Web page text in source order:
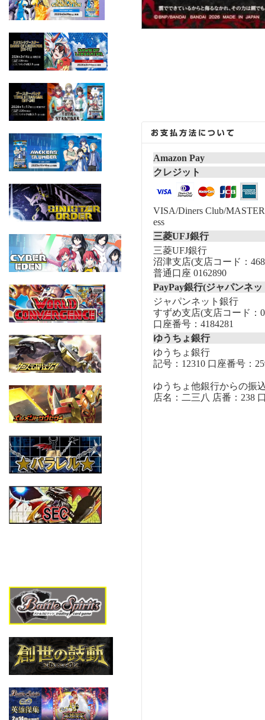
Amazon Pay
クレジット
VISA/Diners Club/
ess
三菱UFJ銀行
三菱UFJ銀行
沼津支店(支店コード：
普通口座 0162890
PayPay銀行(ジャパンネ
ジャパンネット銀行
すずめ支店(支店コード：
口座番号：4184281
ゆうちょ銀行
ゆうちょ銀行
記号：12310 口座番号：
ゆうちょ他銀行からの振
店名：二三八 店番：238